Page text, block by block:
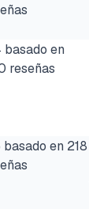
basado en
reseñas
basado en 218